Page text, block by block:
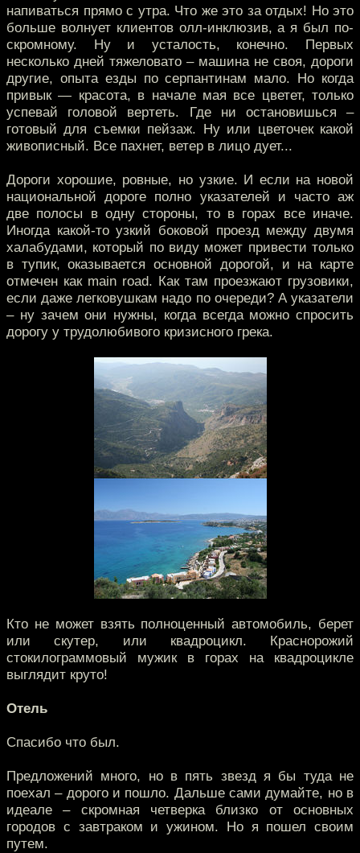
напиваться прямо с утра. Что же это за отдых! Но это
больше волнует клиентов олл-инклюзив, а я был по-
скромному. Ну и усталость, конечно. Первых
несколько дней тяжеловато – машина не своя, дороги
другие, опыта езды по серпантинам мало. Но когда
привык — красота, в начале мая все цветет, только
успевай головой вертеть. Где ни остановишься –
готовый для съемки пейзаж. Ну или цветочек какой
живописный. Все пахнет, ветер в лицо дует...
Дороги хорошие, ровные, но узкие. И если на новой
национальной дороге полно указателей и часто аж
две полосы в одну стороны, то в горах все иначе.
Иногда какой-то узкий боковой проезд между двумя
халабудами, который по виду может привести только
в тупик, оказывается основной дорогой, и на карте
отмечен как main road. Как там проезжают грузовики,
если даже легковушкам надо по очереди? А указатели
– ну зачем они нужны, когда всегда можно спросить
дорогу у трудолюбивого кризисного грека.
Кто не может взять полноценный автомобиль, берет
или скутер, или квадроцикл. Краснорожий
стокилограммовый мужик в горах на квадроцикле
выглядит круто!
Отель
Спасибо что был.
Предложений много, но в пять звезд я бы туда не
поехал – дорого и пошло. Дальше сами думайте, но в
идеале – скромная четверка близко от основных
городов с завтраком и ужином. Но я пошел своим
путем.